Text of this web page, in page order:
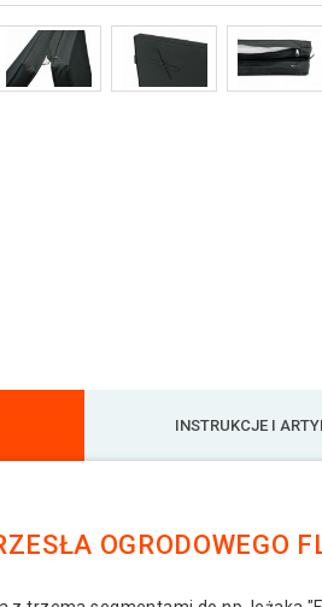
INSTRUKCJE I
OGRODOWEGO